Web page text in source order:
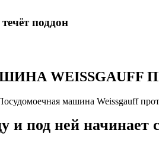
поддон
WEISSGAUFF
и под ней начинает